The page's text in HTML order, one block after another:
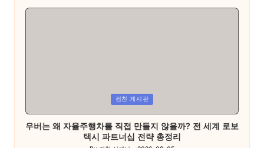
컴친 게시판
우버는 왜 자율주행차를 직접 만들지 않을까? 전 세계 로보
택시 파트너십 전략 총정리